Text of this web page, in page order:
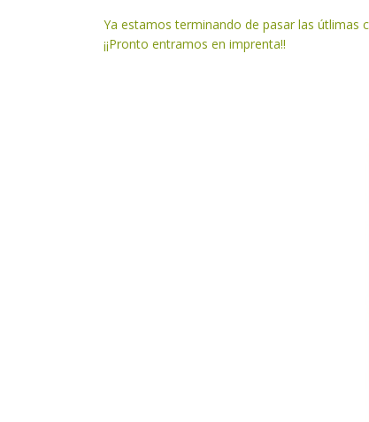
Ya estamos terminando de pasar las útlimas
¡¡Pronto entramos en imprenta!!